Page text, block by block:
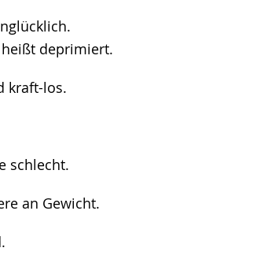
deprimiert.
kraft-los.
schlecht.
an Gewicht.